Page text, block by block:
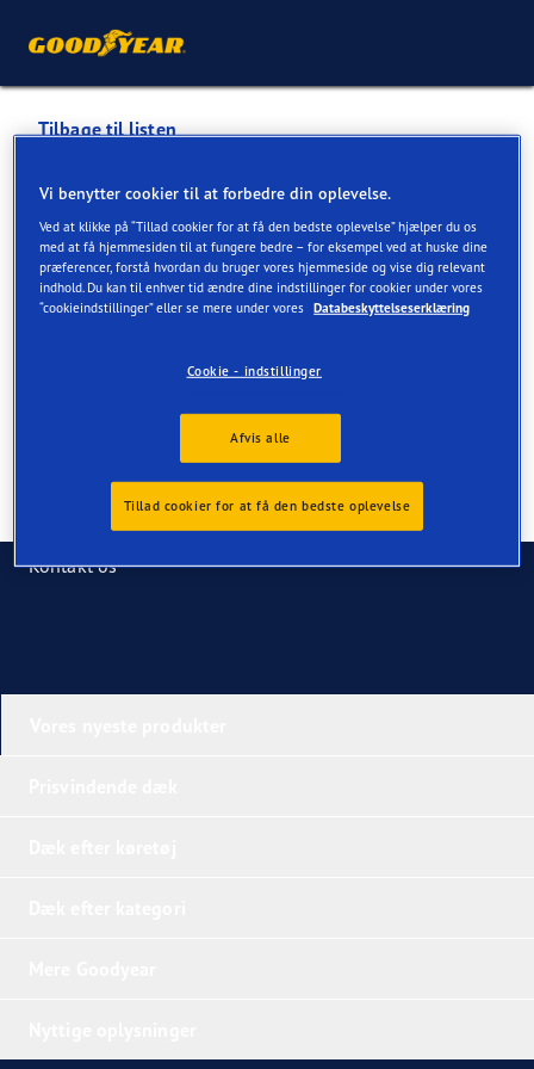
Tilbage til listen
DIN BILPARTNER DIN BIL
DOKTOR HORBELEV
Tjenester tilgængelige online og i butik
Kontaktoplysninger Tjenester
Kontakt os
Vi benytter cookier til at forbedre din oplevelse.
Ved at klikke på “Tillad cookier for at få den bedste oplevelse” hjælper du os
med at få hjemmesiden til at fungere bedre – for eksempel ved at huske dine
præferencer, forstå hvordan du bruger vores hjemmeside og vise dig relevant
indhold. Du kan til enhver tid ændre dine indstillinger for cookier under vores
“cookieindstillinger” eller se mere under vores Databeskyttelseserklæring
Cookie - indstillinger
Afvis alle
Tillad cookier for at få den bedste oplevelse